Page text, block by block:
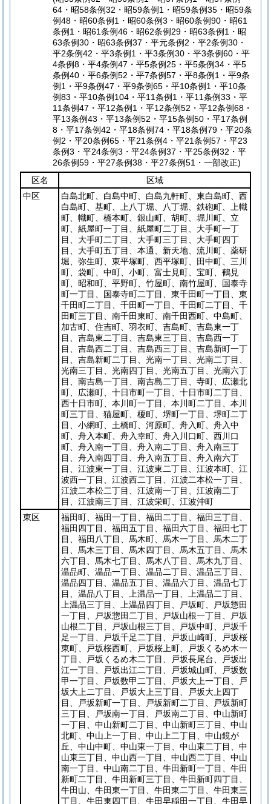
64・昭58条例32・昭59条例1・昭59条例35・昭59条
例48・昭60条例1・昭60条例3・昭60条例90・昭61
条例1・昭61条例46・昭62条例29・昭63条例1・昭
63条例30・昭63条例37・平元条例2・平2条例30・
平2条例42・平3条例1・平3条例30・平3条例60・平
4条例8・平4条例47・平5条例25・平5条例34・平5
条例40・平6条例52・平7条例57・平8条例1・平9条
例1・平9条例47・平9条例65・平10条例1・平10条
例83・平10条例104・平11条例1・平11条例33・平
11条例47・平12条例1・平12条例52・平12条例68・
平13条例43・平13条例52・平15条例50・平17条例
8・平17条例42・平18条例74・平18条例79・平20条
例2・平20条例65・平21条例4・平21条例57・平23
条例3・平24条例3・平24条例37・平25条例32・平
26条例59・平27条例38・平27条例51・一部改正)
区名
区域
中区
白島北町、白島中町、白島九軒町、東白島町、西
白島町、基町、上八丁堀、八丁堀、鉄砲町、上幟
町、幟町、橋本町、銀山町、胡町、堀川町、立
町、紙屋町一丁目、紙屋町二丁目、大手町一丁
目、大手町二丁目、大手町三丁目、大手町四丁
目、大手町五丁目、本通、新天地、流川町、薬研
堀、弥生町、東平塚町、西平塚町、田中町、三川
町、袋町、中町、小町、富士見町、宝町、鶴見
町、昭和町、平野町、竹屋町、南竹屋町、国泰寺
町一丁目、国泰寺町二丁目、東千田町一丁目、東
千田町二丁目、千田町一丁目、千田町二丁目、千
田町三丁目、南千田東町、南千田西町、中島町、
加古町、住吉町、羽衣町、吉島町、吉島東一丁
目、吉島東二丁目、吉島東三丁目、吉島西一丁
目、吉島西二丁目、吉島西三丁目、吉島新町一丁
目、吉島新町二丁目、光南一丁目、光南二丁目、
光南三丁目、光南四丁目、光南五丁目、光南六丁
目、南吉島一丁目、南吉島二丁目、寺町、広瀬北
町、広瀬町、十日市町一丁目、十日市町二丁目、
西十日市町、本川町一丁目、本川町二丁目、本川
町三丁目、猫屋町、榎町、堺町一丁目、堺町二丁
目、小網町、土橋町、河原町、舟入町、舟入中
町、舟入本町、舟入幸町、舟入川口町、西川口
町、舟入南一丁目、舟入南二丁目、舟入南三丁
目、舟入南四丁目、舟入南五丁目、舟入南六丁
目、江波東一丁目、江波東二丁目、江波本町、江
波西一丁目、江波西二丁目、江波二本松一丁目、
江波二本松二丁目、江波南一丁目、江波南二丁
目、江波南三丁目、江波栄町、江波沖町
東区
福田町、福田一丁目、福田二丁目、福田三丁目、
福田四丁目、福田五丁目、福田六丁目、福田七丁
目、福田八丁目、馬木町、馬木一丁目、馬木二丁
目、馬木三丁目、馬木四丁目、馬木五丁目、馬木
六丁目、馬木七丁目、馬木八丁目、馬木九丁目、
温品町、温品一丁目、温品二丁目、温品三丁目、
温品四丁目、温品五丁目、温品六丁目、温品七丁
目、温品八丁目、上温品一丁目、上温品二丁目、
上温品三丁目、上温品四丁目、戸坂町、戸坂惣田
一丁目、戸坂惣田二丁目、戸坂山根一丁目、戸坂
山根二丁目、戸坂山根三丁目、戸坂中町、戸坂千
足一丁目、戸坂千足二丁目、戸坂山崎町、戸坂桜
東町、戸坂桜西町、戸坂桜上町、戸坂くるめ木一
丁目、戸坂くるめ木二丁目、戸坂長尾台、戸坂出
江一丁目、戸坂出江二丁目、戸坂城山町、戸坂数
甲一丁目、戸坂数甲二丁目、戸坂大上一丁目、戸
坂大上二丁目、戸坂大上三丁目、戸坂大上四丁
目、戸坂新町一丁目、戸坂新町二丁目、戸坂新町
三丁目、戸坂南一丁目、戸坂南二丁目、中山新町
一丁目、中山新町二丁目、中山新町三丁目、中山
北町、中山上一丁目、中山上二丁目、中山鏡が
丘、中山中町、中山東一丁目、中山東二丁目、中
山東三丁目、中山西一丁目、中山西二丁目、中山
南一丁目、中山南二丁目、牛田新町一丁目、牛田
新町二丁目、牛田新町三丁目、牛田新町四丁目、
牛田山、牛田東一丁目、牛田東二丁目、牛田東三
丁目、牛田東四丁目、牛田早稲田一丁目、牛田早